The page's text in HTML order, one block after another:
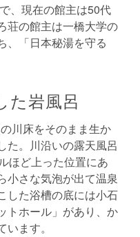
、現在の館主は50代
荘の館主は一橋大学の
、「日本秘湯を守る
た岩風呂
川床をそのまま生か
た。川沿いの露天風呂
ほど上った位置にあ
小さな気泡が出て温泉
した浴槽の底には小石
トホール」があり、か
ます。